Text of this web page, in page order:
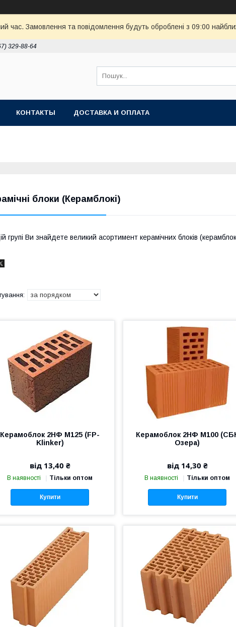
час. Замовлення та повідомлення будуть оброблені з 09:00
329-88-64
КОНТАКТЫ ДОСТАВКА И ОПЛАТА
блоки (Керамблокі)
групі Ви знайдете великий асортимент керамічних блоків
Керамоблок 2НФ М125 (FP-
Klinker)
від 13,40 ₴
В наявності Тільки оптом
Купити
Керамоблок 2НФ М100
Озера)
від 14,30 ₴
В наявності Тільки оптом
Купити